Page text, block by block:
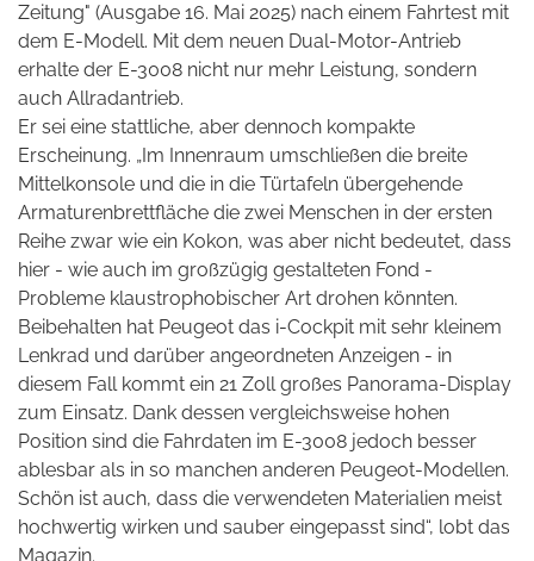
Zeitung" (Ausgabe 16. Mai 2025) nach einem Fahrtest mit
dem E-Modell. Mit dem neuen Dual-Motor-Antrieb
erhalte der E-3008 nicht nur mehr Leistung, sondern
auch Allradantrieb.
Er sei eine stattliche, aber dennoch kompakte
Erscheinung. „Im Innenraum umschließen die breite
Mittelkonsole und die in die Türtafeln übergehende
Armaturenbrettfläche die zwei Menschen in der ersten
Reihe zwar wie ein Kokon, was aber nicht bedeutet, dass
hier - wie auch im großzügig gestalteten Fond -
Probleme klaustrophobischer Art drohen könnten.
Beibehalten hat Peugeot das i-Cockpit mit sehr kleinem
Lenkrad und darüber angeordneten Anzeigen - in
diesem Fall kommt ein 21 Zoll großes Panorama-Display
zum Einsatz. Dank dessen vergleichsweise hohen
Position sind die Fahrdaten im E-3008 jedoch besser
ablesbar als in so manchen anderen Peugeot-Modellen.
Schön ist auch, dass die verwendeten Materialien meist
hochwertig wirken und sauber eingepasst sind“, lobt das
Magazin.